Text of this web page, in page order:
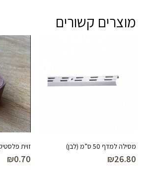
מוצרים קשורים
מסילה למדף 50 ס”מ (לבן)
₪26.80
זוית
₪0.70